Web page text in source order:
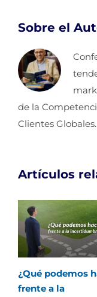
Sobre el
de la
Clientes Globales.
Artículos
¿Qué podemos
frente a la